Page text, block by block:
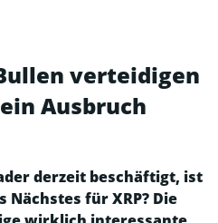
verteidigen
Ausbruch
derzeit beschäftigt, ist
für XRP? Die